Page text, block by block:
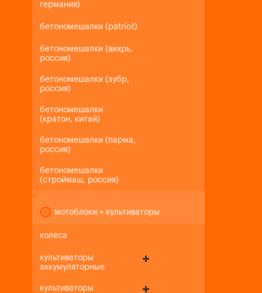
германия)
бетономешалки (patriot)
бетономешалки (вихрь,
россия)
бетономешалки (зубр,
россия)
бетономешалки
(кратон, китай)
бетономешалки (парма,
россия)
бетономешалки
(строймаш, россия)
+-
мотоблоки + культиваторы
колеса
культиваторы
аккумуляторные
культиваторы